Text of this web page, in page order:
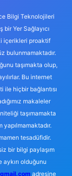
Bilgi Teknolojileri
bir Yer Sağlayıcı
içerikleri proaktif
bulunmamaktadır.
taşımakta olup,
Bu internet
ile hiçbir bağlantısı
makaleler
taşımamakta
tesadüfidir.
bir bilgi paylaşım
olduğunu
adresine